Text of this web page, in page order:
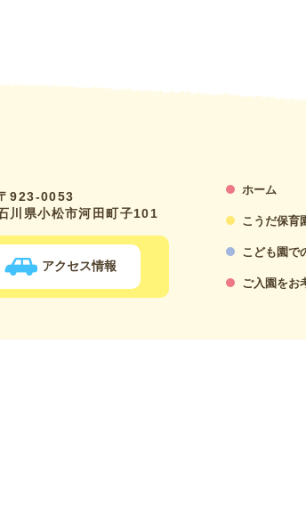
923-0053
川県小松市河田町子101
アクセス情報
ホーム
こうだ保育
こども園で
ご入園をお